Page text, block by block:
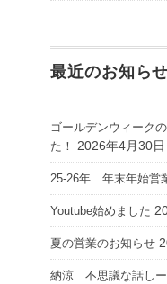
最近のお知ら
ゴールデンウィーク
た！ 2026年4月30日
25-26年 年末年始営
Youtube始めました
夏の営業のお知らせ
納涼 不思議な話し